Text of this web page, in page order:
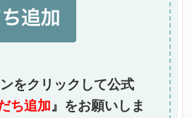
をクリックして公式
ち追加』をお願いしま